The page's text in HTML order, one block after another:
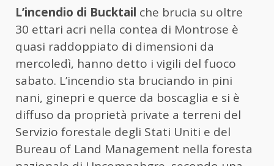
L’incendio di Bucktail che brucia su oltre
30 ettari acri nella contea di Montrose è
quasi raddoppiato di dimensioni da
mercoledì, hanno detto i vigili del fuoco
sabato. L’incendio sta bruciando in pini
nani, ginepri e querce da boscaglia e si è
diffuso da proprietà private a terreni del
Servizio forestale degli Stati Uniti e del
Bureau of Land Management nella foresta